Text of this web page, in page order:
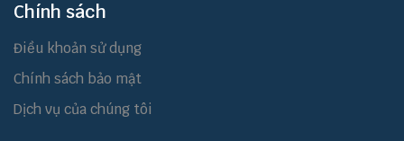
Chính sách
Điều khoản sử dụng
Chính sách bảo mật
Dịch vụ của chúng tôi